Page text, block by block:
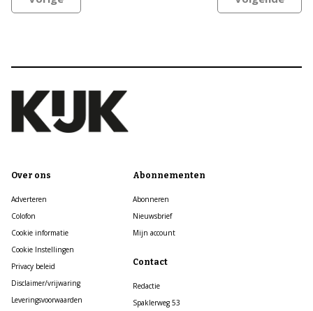
Over ons
Adverteren
Colofon
Cookie informatie
Cookie Instellingen
Privacy beleid
Disclaimer/vrijwaring
Leveringsvoorwaarden
Abonnementen
Abonneren
Nieuwsbrief
Mijn account
Contact
Redactie
Spaklerweg 53